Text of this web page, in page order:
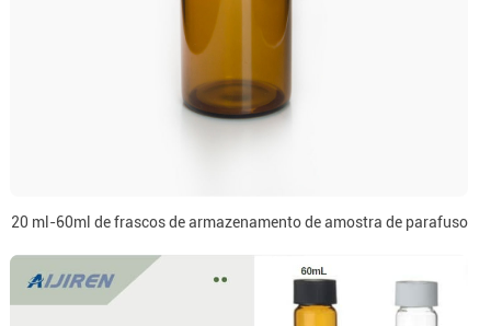
20 ml-60ml de frascos de armazenamento de amostra de parafuso